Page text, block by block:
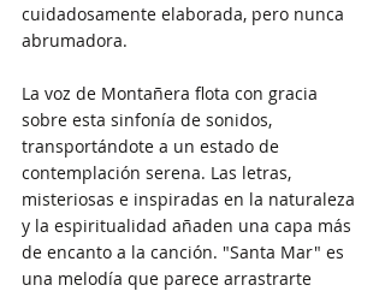
cuidadosamente elaborada, pero nunca
abrumadora.
La voz de Montañera flota con gracia
sobre esta sinfonía de sonidos,
transportándote a un estado de
contemplación serena. Las letras,
misteriosas e inspiradas en la naturaleza
y la espiritualidad añaden una capa más
de encanto a la canción. "Santa Mar" es
una melodía que parece arrastrarte